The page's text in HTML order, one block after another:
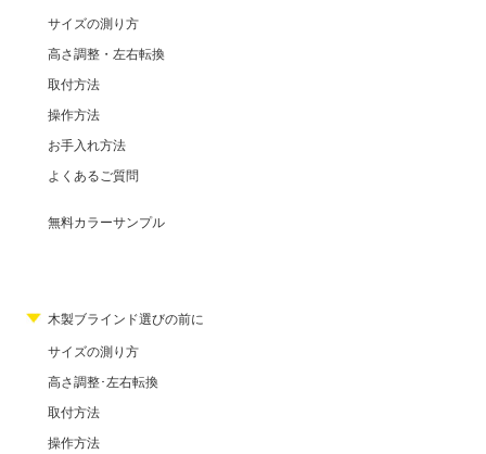
サイズの測り方
高さ調整・左右転換
取付方法
操作方法
お手入れ方法
よくあるご質問
無料カラーサンプル
木製ブラインド選びの前に
サイズの測り方
高さ調整･左右転換
取付方法
操作方法